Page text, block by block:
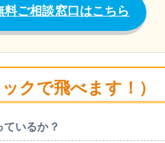
料ご相談窓口はこちら
クで飛べます！）
いるか？